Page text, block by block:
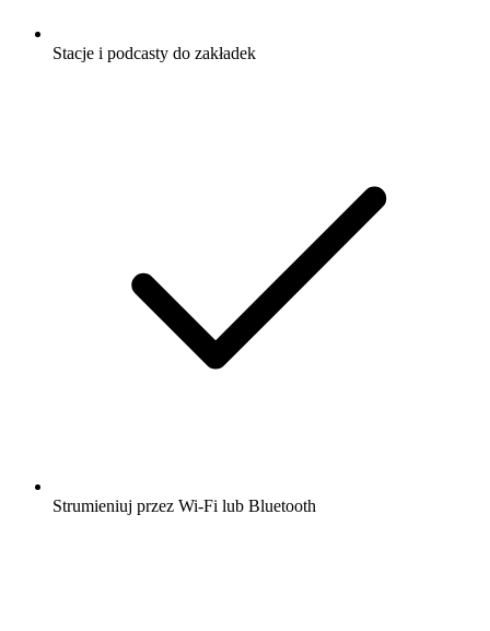
Stacje i podcasty do zakładek
Strumieniuj przez Wi-Fi lub Bluetooth